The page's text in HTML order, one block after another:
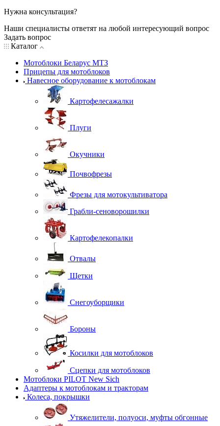
Нужна консультация?
Наши специалисты ответят на любой интересующий вопрос
Задать вопрос
Каталог
Мотоблоки Беларус МТЗ
Прицепы для мотоблоков
Навесное оборудование к мотоблокам
Картофелесажалки
Плуги
Окучники
Почвофрезы
Фрезы для мотокультиватора
Грабли-сеноворошилки
Картофелекопалки
Отвалы
Щетки
Снегоуборщики
Бороны
Косилки для мотоблоков
Сцепки для мотоблоков
Мотоблоки PILOT New Sich
Адаптеры к мотоблокам и тракторам
Колеса, покрышки
Утяжелители, полуоси, муфты обгонные